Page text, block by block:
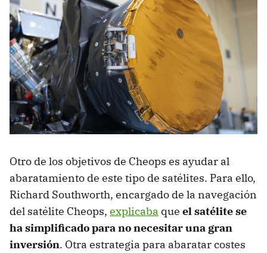
Otro de los objetivos de Cheops es ayudar al
abaratamiento de este tipo de satélites. Para ello,
Richard Southworth, encargado de la navegación
del satélite Cheops, explicaba que el satélite se
ha simplificado para no necesitar una gran
inversión. Otra estrategia para abaratar costes